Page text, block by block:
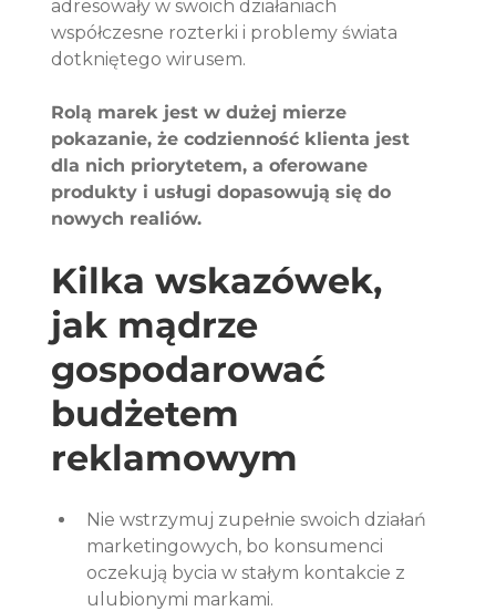
adresowały w swoich działaniach
współczesne rozterki i problemy świata
dotkniętego wirusem.
Rolą marek jest w dużej mierze
pokazanie, że codzienność klienta jest
dla nich priorytetem, a oferowane
produkty i usługi dopasowują się do
nowych realiów.
Kilka wskazówek,
jak mądrze
gospodarować
budżetem
reklamowym
Nie wstrzymuj zupełnie swoich działań
marketingowych, bo konsumenci
oczekują bycia w stałym kontakcie z
ulubionymi markami.